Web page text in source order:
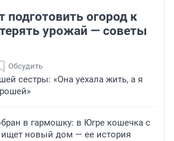
подготовить огород к
урожай — советы
Обсудить
сестры: «Она уехала жить, а я
в гармошку: в Югре кошечка с
ищет новый дом — ее история